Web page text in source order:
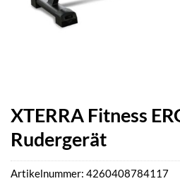
XTERRA Fitness
Rudergerät
Artikelnummer: 4260408784117